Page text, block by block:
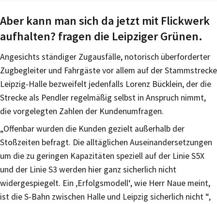
Aber kann man sich da jetzt mit Flickwerk
aufhalten? fragen die Leipziger Grünen.
Angesichts ständiger Zugausfälle, notorisch überforderter
Zugbegleiter und Fahrgäste vor allem auf der Stammstrecke
Leipzig-Halle bezweifelt jedenfalls Lorenz Bücklein, der die
Strecke als Pendler regelmäßig selbst in Anspruch nimmt,
die vorgelegten Zahlen der Kundenumfragen.
„Offenbar wurden die Kunden gezielt außerhalb der
Stoßzeiten befragt. Die alltäglichen Auseinandersetzungen
um die zu geringen Kapazitäten speziell auf der Linie S5X
und der Linie S3 werden hier ganz sicherlich nicht
widergespiegelt. Ein ‚Erfolgsmodell‘, wie Herr Naue meint,
ist die S-Bahn zwischen Halle und Leipzig sicherlich nicht “,